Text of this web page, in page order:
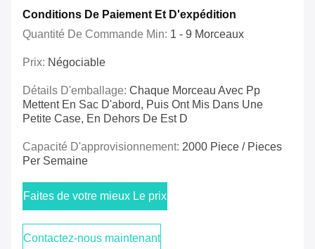
Conditions De Paiement Et D'expédition
Quantité De Commande Min: 1 - 9 Morceaux
Prix: Négociable
Détails D'emballage: Chaque Morceau Avec Pp
Mettent En Sac D'abord, Puis Ont Mis Dans Une
Petite Case, En Dehors De Est D
Capacité D'approvisionnement: 2000 Piece / Pieces
Per Semaine
Faites de votre mieux Le prix
Contactez-nous maintenant